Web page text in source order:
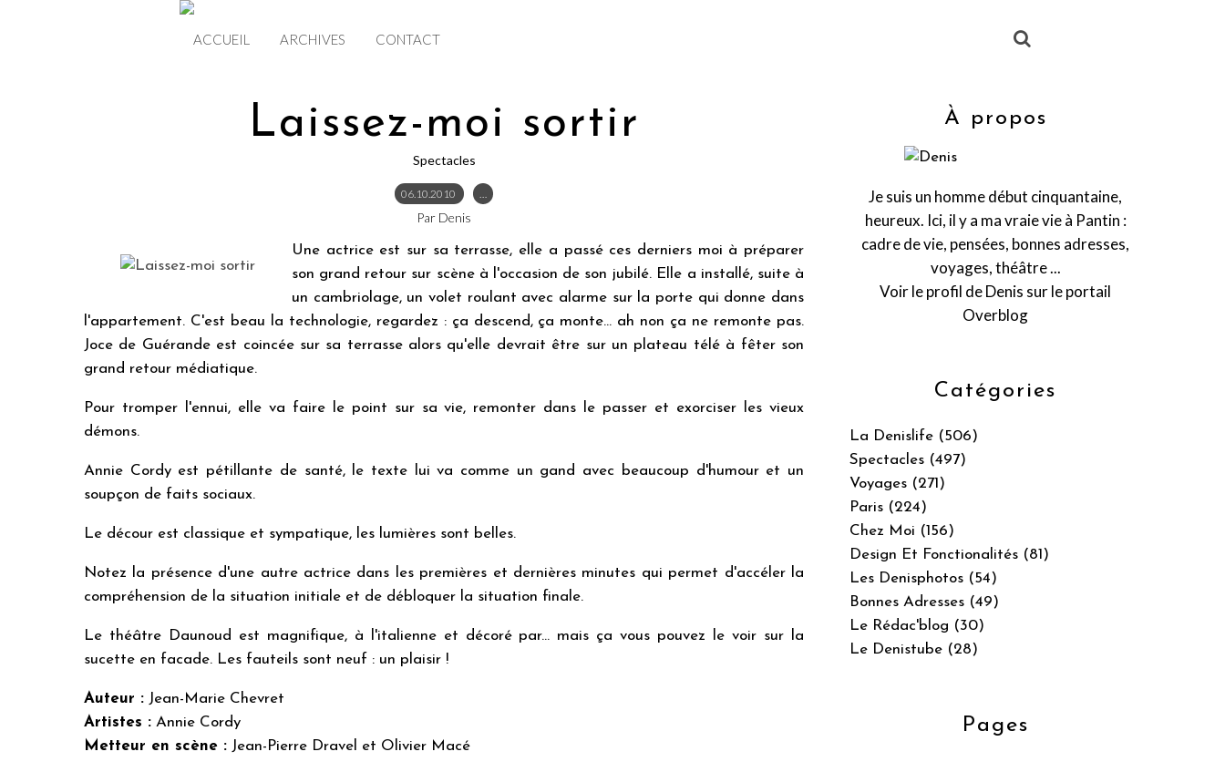
ACCUEIL ARCHIVES CONTACT
Laissez-moi sortir
Spectacles
06.10.2010 …
Par Denis
Une actrice est sur sa terrasse, elle a passé ces derniers moi à préparer
son grand retour sur scène à l'occasion de son jubilé. Elle a installé, suite à
un cambriolage, un volet roulant avec alarme sur la porte qui donne dans
l'appartement. C'est beau la technologie, regardez : ça descend, ça monte... ah non ça ne remonte pas.
Joce de Guérande est coincée sur sa terrasse alors qu'elle devrait être sur un plateau télé à fêter son
grand retour médiatique.
Pour tromper l'ennui, elle va faire le point sur sa vie, remonter dans le passer et exorciser les vieux
démons.
Annie Cordy est pétillante de santé, le texte lui va comme un gand avec beaucoup d'humour et un
soupçon de faits sociaux.
Le décour est classique et sympatique, les lumières sont belles.
Notez la présence d'une autre actrice dans les premières et dernières minutes qui permet d'accéler la
compréhension de la situation initiale et de débloquer la situation finale.
Le théâtre Daunoud est magnifique, à l'italienne et décoré par... mais ça vous pouvez le voir sur la
sucette en facade. Les fauteils sont neuf : un plaisir !
Auteur : Jean-Marie Chevret
Artistes : Annie Cordy
Metteur en scène : Jean-Pierre Dravel et Olivier Macé
Catégories
La Denislife (506)
Spectacles (497)
Voyages (271)
Paris (224)
Chez Moi (156)
Design Et Fonctionalités (81)
Les Denisphotos (54)
Bonnes Adresses (49)
Le Rédac'blog (30)
Le Denistube (28)
Pages
À propos
Je suis un homme début cinquantaine,
heureux. Ici, il y a ma vraie vie à Pantin :
cadre de vie, pensées, bonnes adresses,
voyages, théâtre ...
Voir le profil deDenis sur le portail
Overblog